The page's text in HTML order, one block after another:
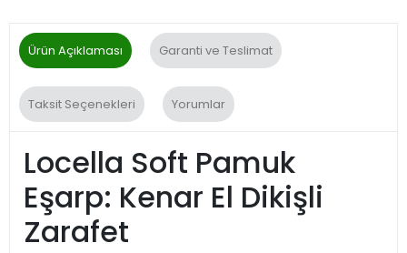
Ürün Açıklaması Garanti ve Teslimat
Taksit Seçenekleri Yorumlar
Locella Soft Pamuk
Eşarp: Kenar El Dikişli
Zarafet